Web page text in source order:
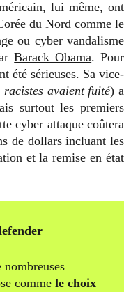
lui même, ont
du Nord comme le
ou cyber vandalisme
Barack Obama. Pour
été sérieuses. Sa vice-
avaient fuité) a
surtout les premiers
cyber attaque coûtera
de dollars incluant les
et la remise en état
comme le choix